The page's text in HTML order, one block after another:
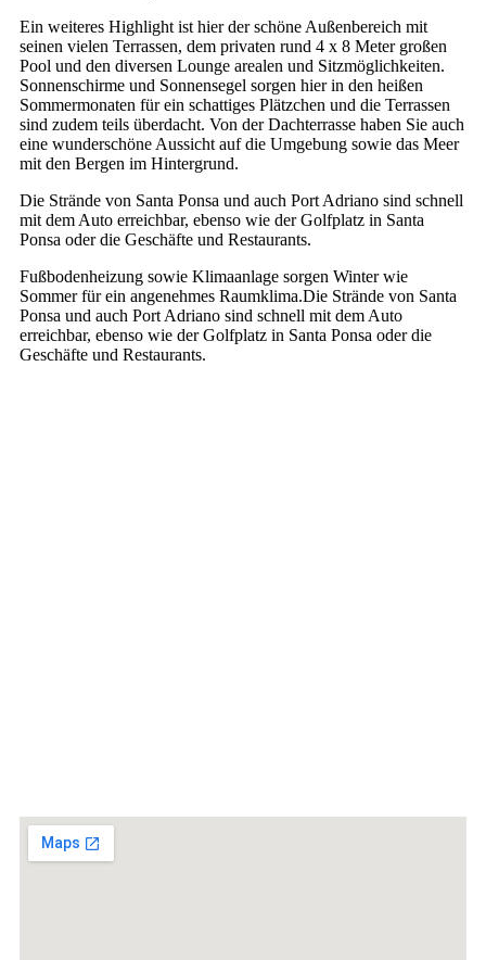
Ein weiteres Highlight ist hier der schöne Außenbereich mit
seinen vielen Terrassen, dem privaten rund 4 x 8 Meter großen
Pool und den diversen Lounge arealen und Sitzmöglichkeiten.
Sonnenschirme und Sonnensegel sorgen hier in den heißen
Sommermonaten für ein schattiges Plätzchen und die Terrassen
sind zudem teils überdacht. Von der Dachterrasse haben Sie auch
eine wunderschöne Aussicht auf die Umgebung sowie das Meer
mit den Bergen im Hintergrund.
Die Strände von Santa Ponsa und auch Port Adriano sind schnell
mit dem Auto erreichbar, ebenso wie der Golfplatz in Santa
Ponsa oder die Geschäfte und Restaurants.
Fußbodenheizung sowie Klimaanlage sorgen Winter wie
Sommer für ein angenehmes Raumklima.Die Strände von Santa
Ponsa und auch Port Adriano sind schnell mit dem Auto
erreichbar, ebenso wie der Golfplatz in Santa Ponsa oder die
Geschäfte und Restaurants.